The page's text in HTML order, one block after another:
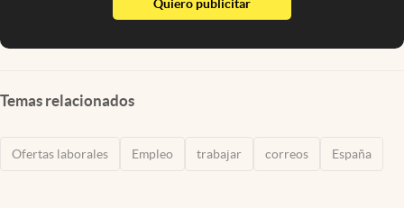
Quiero publicitar
Temas relacionados
Ofertas laborales Empleo trabajar correos España